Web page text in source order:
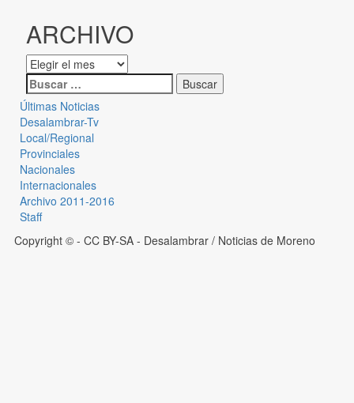
ARCHIVO
Últimas Noticias
Desalambrar-Tv
Local/Regional
Provinciales
Nacionales
Internacionales
Archivo 2011-2016
Staff
Copyright © - CC BY-SA - Desalambrar / Noticias de Moreno